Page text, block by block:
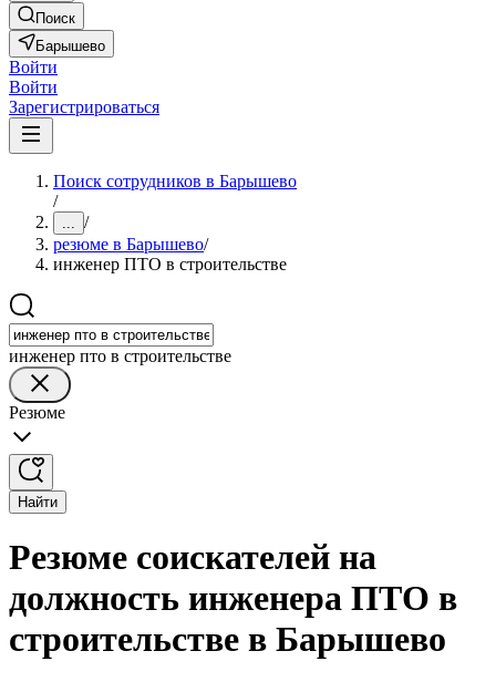
Поиск
Барышево
Войти
Войти
Зарегистрироваться
Поиск сотрудников в Барышево
/
... /
резюме в Барышево/
инженер ПТО в строительстве
инженер пто в строительстве
Резюме
Найти
Резюме соискателей на
должность инженера ПТО в
строительстве в Барышево